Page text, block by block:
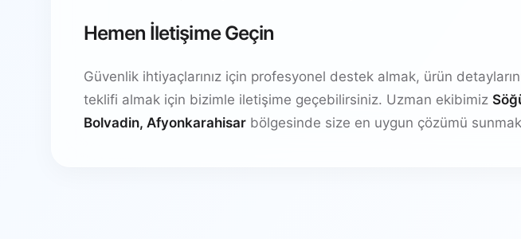
Hemen İletişime Geçin
Güvenlik ihtiyaçlarınız için profesyonel destek almak, ürün
teklifi almak için bizimle iletişime geçebilirsiniz. Uzman ekibimiz
Bolvadin, Afyonkarahisar bölgesinde size en uygun çözümü sunmak